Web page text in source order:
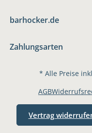
barhocker.de
Zahlungsarten
* Alle Preise
Vertrag
AGB